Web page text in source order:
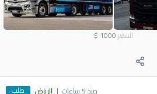
السعر 1000
$
منذ 5 ساعات الرياض طلب